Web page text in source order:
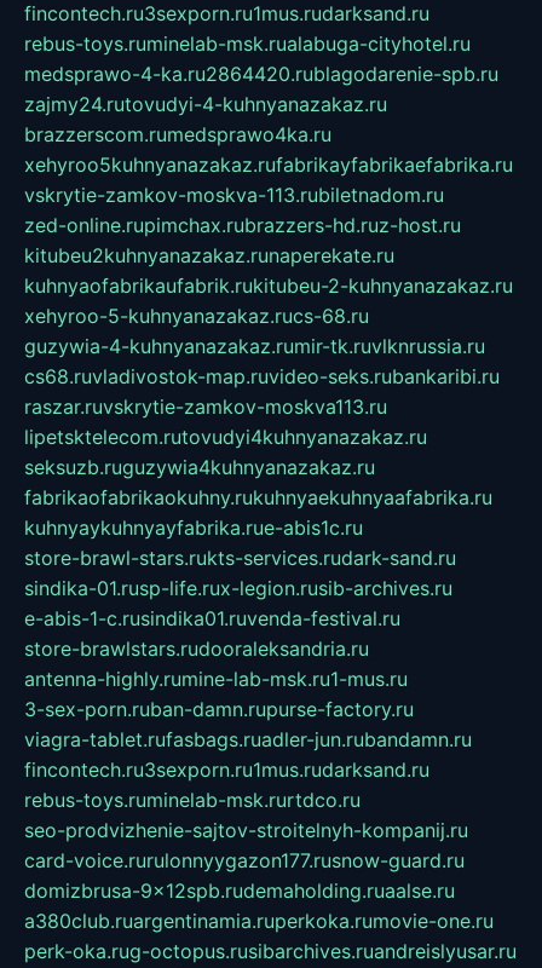
fincontech.ru3sexporn.ru1mus.rudarksand.ru
rebus-toys.ruminelab-msk.rualabuga-cityhotel.ru
medsprawo-4-ka.ru2864420.rublagodarenie-spb.ru
zajmy24.rutovudyi-4-kuhnyanazakaz.ru
brazzerscom.rumedsprawo4ka.ru
xehyroo5kuhnyanazakaz.rufabrikayfabrikaefabrika.ru
vskrytie-zamkov-moskva-113.rubiletnadom.ru
zed-online.rupimchax.rubrazzers-hd.ruz-host.ru
kitubeu2kuhnyanazakaz.runaperekate.ru
kuhnyaofabrikaufabrik.rukitubeu-2-kuhnyanazakaz.ru
xehyroo-5-kuhnyanazakaz.rucs-68.ru
guzywia-4-kuhnyanazakaz.rumir-tk.ruvlknrussia.ru
cs68.ruvladivostok-map.ruvideo-seks.rubankaribi.ru
raszar.ruvskrytie-zamkov-moskva113.ru
lipetsktelecom.rutovudyi4kuhnyanazakaz.ru
seksuzb.ruguzywia4kuhnyanazakaz.ru
fabrikaofabrikaokuhny.rukuhnyaekuhnyaafabrika.ru
kuhnyaykuhnyayfabrika.rue-abis1c.ru
store-brawl-stars.rukts-services.rudark-sand.ru
sindika-01.rusp-life.rux-legion.rusib-archives.ru
e-abis-1-c.rusindika01.ruvenda-festival.ru
store-brawlstars.rudooraleksandria.ru
antenna-highly.rumine-lab-msk.ru1-mus.ru
3-sex-porn.ruban-damn.rupurse-factory.ru
viagra-tablet.rufasbags.ruadler-jun.rubandamn.ru
fincontech.ru3sexporn.ru1mus.rudarksand.ru
rebus-toys.ruminelab-msk.rurtdco.ru
seo-prodvizhenie-sajtov-stroitelnyh-kompanij.ru
card-voice.rurulonnyygazon177.rusnow-guard.ru
domizbrusa-9x12spb.rudemaholding.ruaalse.ru
a380club.ruargentinamia.ruperkoka.rumovie-one.ru
perk-oka.rug-octopus.rusibarchives.ruandreislyusar.ru